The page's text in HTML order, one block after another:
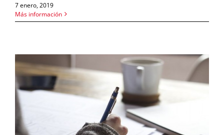
7 enero, 2019
Más información